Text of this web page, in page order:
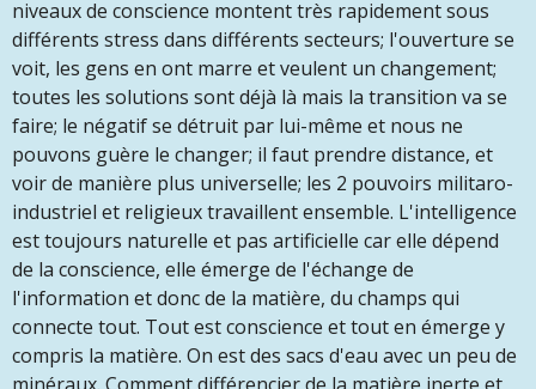
niveaux de conscience montent très rapidement sous
différents stress dans différents secteurs; l'ouverture se
voit, les gens en ont marre et veulent un changement;
toutes les solutions sont déjà là mais la transition va se
faire; le négatif se détruit par lui-même et nous ne
pouvons guère le changer; il faut prendre distance, et
voir de manière plus universelle; les 2 pouvoirs militaro-
industriel et religieux travaillent ensemble. L'intelligence
est toujours naturelle et pas artificielle car elle dépend
de la conscience, elle émerge de l'échange de
l'information et donc de la matière, du champs qui
connecte tout. Tout est conscience et tout en émerge y
compris la matière. On est des sacs d'eau avec un peu de